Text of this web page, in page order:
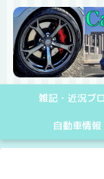
雑記・近況ブ
自動車情報